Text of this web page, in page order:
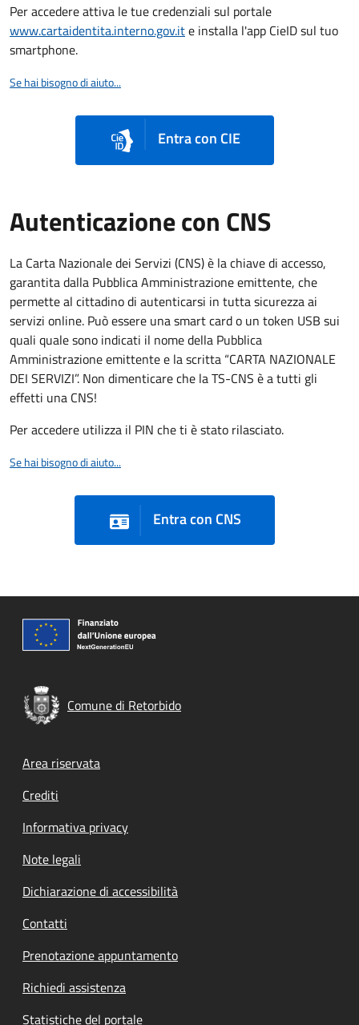
Per accedere attiva le tue credenziali sul portale
www.cartaidentita.interno.gov.ite installa l'app CieID sul tuo
smartphone.
Se hai bisogno di aiuto...
Entra con CIE
Autenticazione con CNS
La Carta Nazionale dei Servizi (CNS) è la chiave di accesso,
garantita dalla Pubblica Amministrazione emittente, che
permette al cittadino di autenticarsi in tutta sicurezza ai
servizi online. Può essere una smart card o un token USB sui
quali quale sono indicati il nome della Pubblica
Amministrazione emittente e la scritta “CARTA NAZIONALE
DEI SERVIZI”. Non dimenticare che la TS-CNS è a tutti gli
effetti una CNS!
Per accedere utilizza il PIN che ti è stato rilasciato.
Se hai bisogno di aiuto...
Entra con CNS
Comune di Retorbido
Footer menu
Area riservata
Crediti
Informativa privacy
Note legali
Dichiarazione di accessibilità
Contatti
Prenotazione appuntamento
Richiedi assistenza
Statistiche del portale